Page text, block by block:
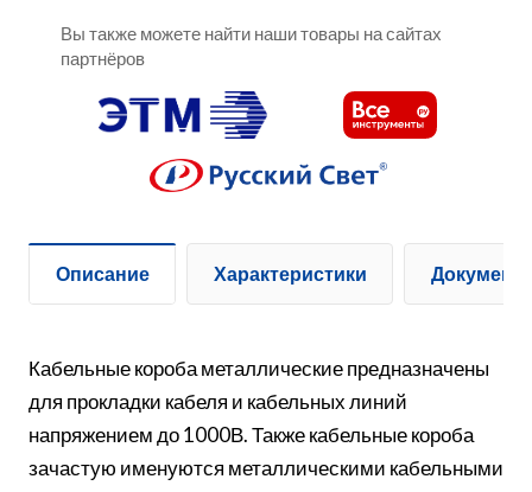
Вы также можете найти наши товары на сайтах
партнёров
Описание Характеристики
Кабельные короба металлические предназначены
для прокладки кабеля и кабельных линий
напряжением до 1000В. Также кабельные короба
зачастую именуются металлическими кабельными